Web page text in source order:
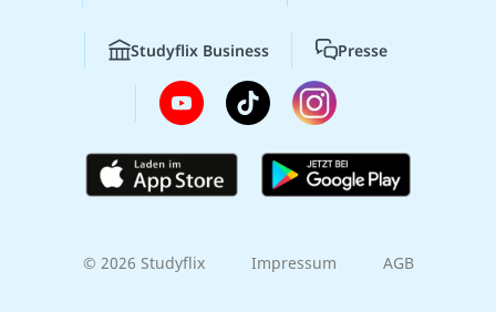
Studyflix Business Presse
© 2026 Studyflix Impressum AGB